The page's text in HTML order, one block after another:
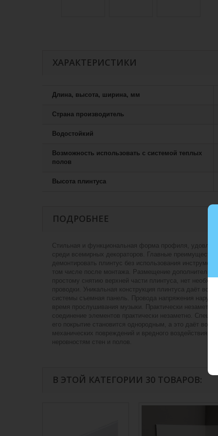
ХАРАКТЕРИСТИКИ
Длина, высота, ширина, мм
Страна производитель
Водостойкий
Возможность использовать с системой теплых
полов
Высота плинтуса
ПОДРОБНЕЕ
Стильная и функциональная форма профиля,
среди всемирных декораторов. Главные
демонтировать плинтус без использования
том числе после монтажа. Размещение
простому снятию верхней части плинтуса, нет
проводки. Уникальная конструкция плинтуса даёт
системы съемная панель. Провода напряжения
время прослушивания музыки. Практически
соединение элементов практически незаметно.
его покрытие становится однородным, а это даёт
механических повреждений и вредного воздействия
неровностям стен и полов.
В ЭТОЙ КАТЕГОРИИ 30 ТОВАРОВ: